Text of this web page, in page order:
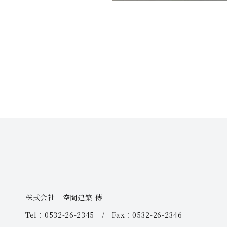
株式会社 空間建築-傳
Tel：0532-26-2345 / Fax：0532-26-2346